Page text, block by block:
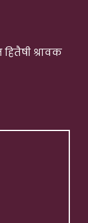
श्रावक